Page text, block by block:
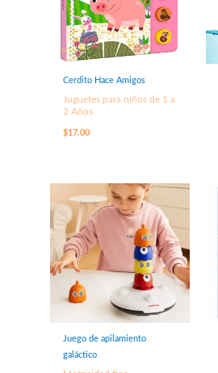
Cerdito Hace Amigos
Juguetes para niños de 1 a
2 Años
$17.00
Juego de apilamiento
galáctico